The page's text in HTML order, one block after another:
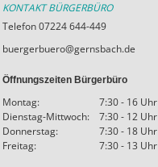
KONTAKT BÜRGERBÜRO
Telefon 07224 644-449
buergerbuero@gernsbach.de
Öffnungszeiten Bürgerbüro
Montag:
7:30 - 16 Uhr
Dienstag-Mittwoch:
7:30 - 12 Uhr
Donnerstag:
7:30 - 18 Uhr
Freitag:
7:30 - 13 Uhr